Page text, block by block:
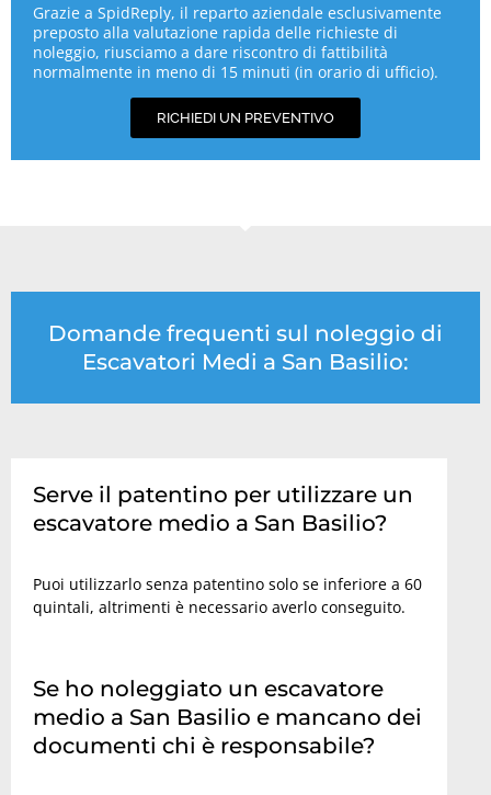
Grazie a SpidReply, il reparto aziendale esclusivamente
preposto alla valutazione rapida delle richieste di
noleggio, riusciamo a dare riscontro di fattibilità
normalmente in meno di 15 minuti (in orario di ufficio).
RICHIEDI UN PREVENTIVO
Domande frequenti sul noleggio di
Escavatori Medi a San Basilio:
Serve il patentino per utilizzare un
escavatore medio a San Basilio?
Puoi utilizzarlo senza patentino solo se inferiore a 60
quintali, altrimenti è necessario averlo conseguito.
Se ho noleggiato un escavatore
medio a San Basilio e mancano dei
documenti chi è responsabile?